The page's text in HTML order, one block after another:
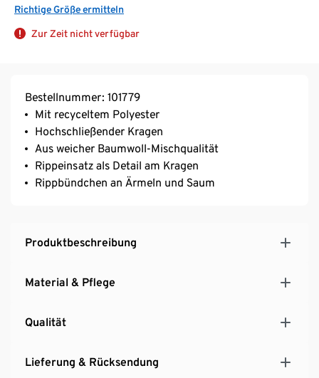
Richtige Größe ermitteln
Zur Zeit nicht verfügbar
Bestellnummer: 101779
Mit recyceltem Polyester
Hochschließender Kragen
Aus weicher Baumwoll-Mischqualität
Rippeinsatz als Detail am Kragen
Rippbündchen an Ärmeln und Saum
Produktbeschreibung
Material & Pflege
Qualität
Lieferung & Rücksendung